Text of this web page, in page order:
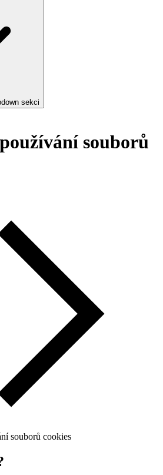
sekci
souborů
souborů cookies